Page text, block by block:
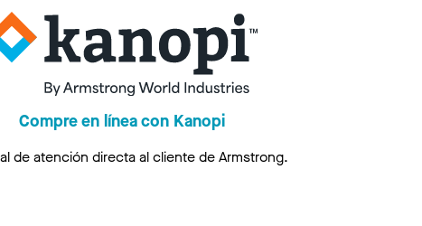
Compre en línea con Kanopi
de atención directa al cliente de Armstrong.